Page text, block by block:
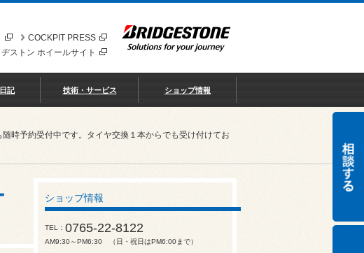
COCKPIT PRESS
ストン ホイールサイト
記 技術・サービス ショップ情報
時予約受付中です。タイヤ交換１本からでも受け付けてお
ショップ情報
TEL 0765-22-8122
AM9:30～PM6:30 （日・祝日はPM6:00まで）